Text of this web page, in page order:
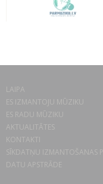
LAIPA
ES IZMANTOJU MŪZIKU
ES RADU MŪZIKU
AKTUALITĀTES
KONTAKTI
SĪKDATŅU IZMANTOŠANAS
DATU APSTRĀDE